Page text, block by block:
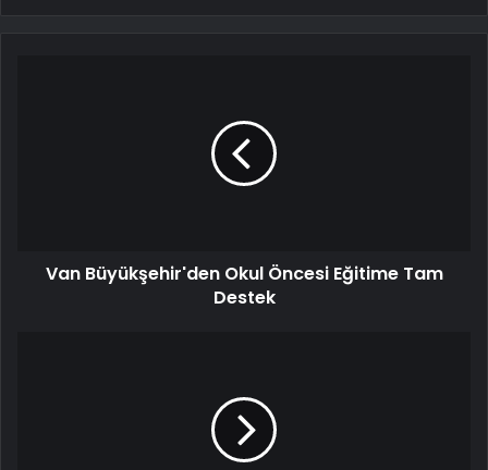
Van Büyükşehir'den Okul Öncesi Eğitime Tam
Destek